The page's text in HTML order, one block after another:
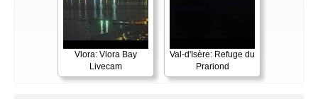
Vlora: Vlora Bay
Livecam
Val-d'Isère: Refuge du
Prariond